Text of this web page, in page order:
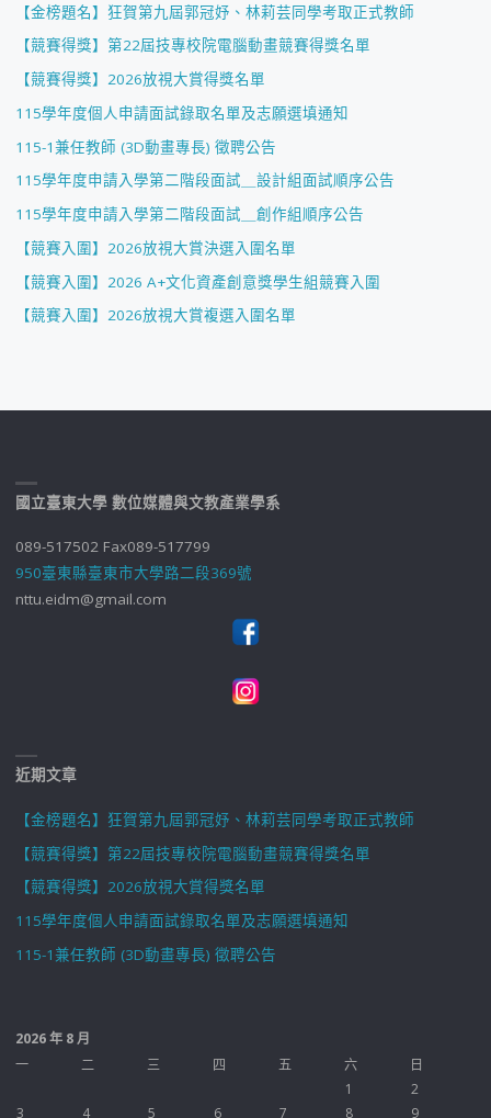
【金榜題名】狂賀第九屆郭冠妤、林莉芸同學考取正式教師
【競賽得獎】第22屆技專校院電腦動畫競賽得獎名單
【競賽得獎】2026放視大賞得獎名單
115學年度個人申請面試錄取名單及志願選填通知
115-1兼任教師 (3D動畫專長) 徵聘公告
115學年度申請入學第二階段面試＿設計組面試順序公告
115學年度申請入學第二階段面試＿創作組順序公告
【競賽入圍】2026放視大賞決選入圍名單
【競賽入圍】2026 A+文化資產創意獎學生組競賽入圍
【競賽入圍】2026放視大賞複選入圍名單
國立臺東大學 數位媒體與文教產業學系
089-517502 Fax089-517799
950臺東縣臺東市大學路二段369號
nttu.eidm@gmail.com
近期文章
【金榜題名】狂賀第九屆郭冠妤、林莉芸同學考取正式教師
【競賽得獎】第22屆技專校院電腦動畫競賽得獎名單
【競賽得獎】2026放視大賞得獎名單
115學年度個人申請面試錄取名單及志願選填通知
115-1兼任教師 (3D動畫專長) 徵聘公告
2026 年 8 月
一
二 三 四 五 六
日
1
2
3
4 5 6 7 8 9